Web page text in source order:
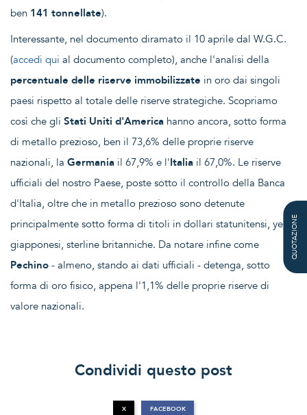
ben 141 tonnellate).
Interessante, nel documento diramato il 10 aprile dal W.G.C.
(accedi qui al documento completo), anche l'analisi della
percentuale delle riserve immobilizzate in oro dai singoli
paesi rispetto al totale delle riserve strategiche. Scopriamo
così che gli Stati Uniti d'America hanno ancora, sotto forma
di metallo prezioso, ben il 73,6% delle proprie riserve
nazionali, la Germania il 67,9% e l'Italia il 67,0%. Le riserve
ufficiali del nostro Paese, poste sotto il controllo della Banca
d'Italia, oltre che in metallo prezioso sono detenute
principalmente sotto forma di titoli in dollari statunitensi, yen
giapponesi, sterline britanniche. Da notare infine come
Pechino - almeno, stando ai dati ufficiali - detenga, sotto
forma di oro fisico, appena l'1,1% delle proprie riserve di
valore nazionali.
Condividi questo post
X FACEBOOK
QUOTAZIONE